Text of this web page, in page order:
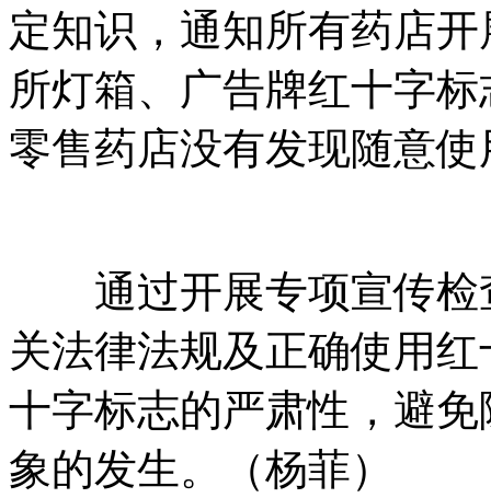
定知识，通知所有药店
所灯箱、广告牌红十字
零售药店没有发现随意
通过开展专项宣传检
关法律法规及正确使用
十字标志的严肃性，避
象的发生。（杨菲）